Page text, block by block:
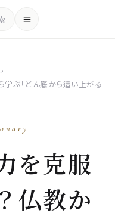
›
ぶ「どん底から這い上がる
を克服
仏教か